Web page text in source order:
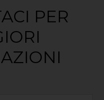
PER